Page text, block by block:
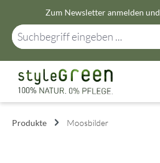
Zum Hauptinhalt springen
Zum Newsletter anmelden und
Produkte Moosbilder